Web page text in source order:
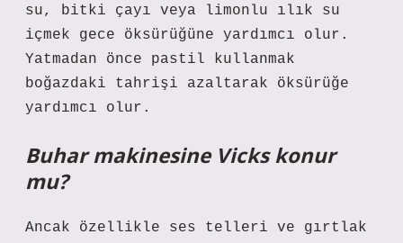
su, bitki çayı veya limonlu ılık su
içmek gece öksürüğüne yardımcı olur.
Yatmadan önce pastil kullanmak
boğazdaki tahrişi azaltarak öksürüğe
yardımcı olur.
Buhar makinesine Vicks konur
mu?
Ancak özellikle ses telleri ve gırtlak